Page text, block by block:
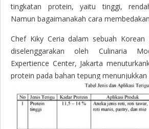
tingkatan protein, yaitu tinggi,
Namun bagaimanakah cara
Chef Kiky Ceria dalam sebuah Korean
diselenggarakan oleh Culinaria
Expertience Center, Jakarta
protein pada bahan tepung menunjukkan